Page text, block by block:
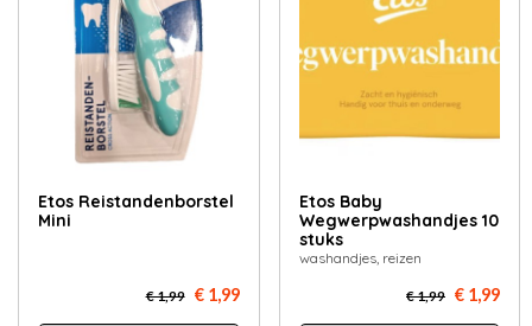
Etos Reistandenborstel
Mini
€ 1,99 € 1,99
Etos Baby
Wegwerpwashandjes 10
stuks
washandjes, reizen
€ 1,99 € 1,99